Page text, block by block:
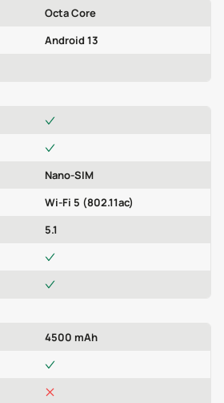
Octa Core
Android 13
Nano-SIM
Wi-Fi 5 (802.11ac)
5.1
4500 mAh